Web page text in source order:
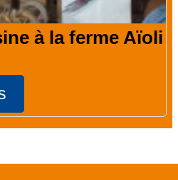
à la ferme Aïoli